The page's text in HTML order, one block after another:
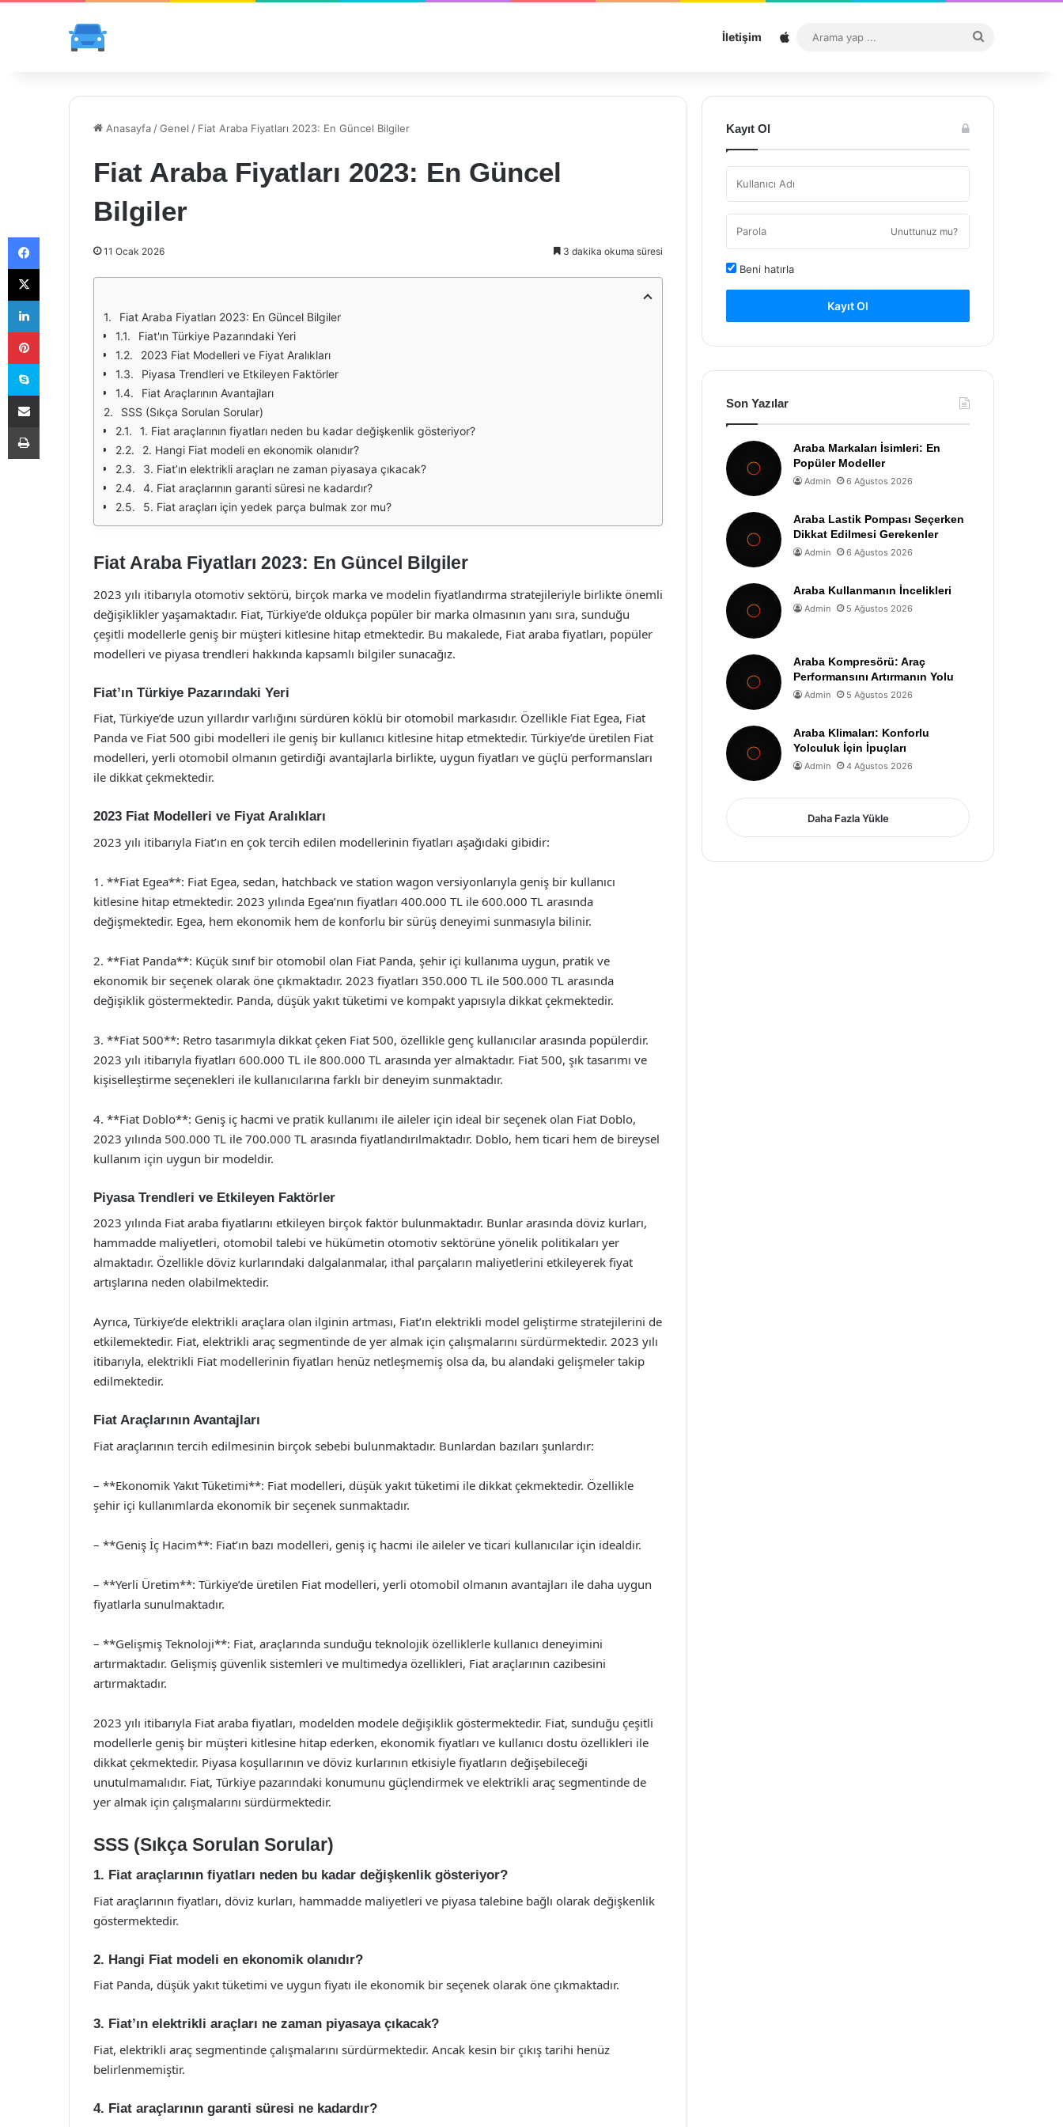
İletişim Sitemap
...
Anasayfa /Genel / Fiat Araba Fiyatları 2023: En Güncel Bilgiler
Fiat Araba Fiyatları 2023: En Güncel
Bilgiler
11 Ocak 2026 3 dakika okuma süresi
Fiat Araba Fiyatları 2023: En Güncel Bilgiler
Fiat'ın Türkiye Pazarındaki Yeri
2023 Fiat Modelleri ve Fiyat Aralıkları
Piyasa Trendleri ve Etkileyen Faktörler
Fiat Araçlarının Avantajları
SSS (Sıkça Sorulan Sorular)
1. Fiat araçlarının fiyatları neden bu kadar değişkenlik gösteriyor?
2. Hangi Fiat modeli en ekonomik olanıdır?
3. Fiat’ın elektrikli araçları ne zaman piyasaya çıkacak?
4. Fiat araçlarının garanti süresi ne kadardır?
5. Fiat araçları için yedek parça bulmak zor mu?
Fiat Araba Fiyatları 2023: En Güncel Bilgiler
2023 yılı itibarıyla otomotiv sektörü, birçok marka ve modelin fiyatlandırma stratejileriyle birlikte önemli
değişiklikler yaşamaktadır. Fiat, Türkiye’de oldukça popüler bir marka olmasının yanı sıra, sunduğu
çeşitli modellerle geniş bir müşteri kitlesine hitap etmektedir. Bu makalede, Fiat araba fiyatları, popüler
modelleri ve piyasa trendleri hakkında kapsamlı bilgiler sunacağız.
Fiat’ın Türkiye Pazarındaki Yeri
Fiat, Türkiye’de uzun yıllardır varlığını sürdüren köklü bir otomobil markasıdır. Özellikle Fiat Egea, Fiat
Panda ve Fiat 500 gibi modelleri ile geniş bir kullanıcı kitlesine hitap etmektedir. Türkiye’de üretilen Fiat
modelleri, yerli otomobil olmanın getirdiği avantajlarla birlikte, uygun fiyatları ve güçlü performansları
ile dikkat çekmektedir.
2023 Fiat Modelleri ve Fiyat Aralıkları
2023 yılı itibarıyla Fiat’ın en çok tercih edilen modellerinin fiyatları aşağıdaki gibidir:
1. **Fiat Egea**: Fiat Egea, sedan, hatchback ve station wagon versiyonlarıyla geniş bir kullanıcı
kitlesine hitap etmektedir. 2023 yılında Egea’nın fiyatları 400.000 TL ile 600.000 TL arasında
değişmektedir. Egea, hem ekonomik hem de konforlu bir sürüş deneyimi sunmasıyla bilinir.
2. **Fiat Panda**: Küçük sınıf bir otomobil olan Fiat Panda, şehir içi kullanıma uygun, pratik ve
ekonomik bir seçenek olarak öne çıkmaktadır. 2023 fiyatları 350.000 TL ile 500.000 TL arasında
değişiklik göstermektedir. Panda, düşük yakıt tüketimi ve kompakt yapısıyla dikkat çekmektedir.
3. **Fiat 500**: Retro tasarımıyla dikkat çeken Fiat 500, özellikle genç kullanıcılar arasında popülerdir.
2023 yılı itibarıyla fiyatları 600.000 TL ile 800.000 TL arasında yer almaktadır. Fiat 500, şık tasarımı ve
kişiselleştirme seçenekleri ile kullanıcılarına farklı bir deneyim sunmaktadır.
4. **Fiat Doblo**: Geniş iç hacmi ve pratik kullanımı ile aileler için ideal bir seçenek olan Fiat Doblo,
2023 yılında 500.000 TL ile 700.000 TL arasında fiyatlandırılmaktadır. Doblo, hem ticari hem de bireysel
kullanım için uygun bir modeldir.
Piyasa Trendleri ve Etkileyen Faktörler
2023 yılında Fiat araba fiyatlarını etkileyen birçok faktör bulunmaktadır. Bunlar arasında döviz kurları,
hammadde maliyetleri, otomobil talebi ve hükümetin otomotiv sektörüne yönelik politikaları yer
almaktadır. Özellikle döviz kurlarındaki dalgalanmalar, ithal parçaların maliyetlerini etkileyerek fiyat
artışlarına neden olabilmektedir.
Ayrıca, Türkiye’de elektrikli araçlara olan ilginin artması, Fiat’ın elektrikli model geliştirme stratejilerini de
etkilemektedir. Fiat, elektrikli araç segmentinde de yer almak için çalışmalarını sürdürmektedir. 2023 yılı
itibarıyla, elektrikli Fiat modellerinin fiyatları henüz netleşmemiş olsa da, bu alandaki gelişmeler takip
edilmektedir.
Fiat Araçlarının Avantajları
Fiat araçlarının tercih edilmesinin birçok sebebi bulunmaktadır. Bunlardan bazıları şunlardır:
– **Ekonomik Yakıt Tüketimi**: Fiat modelleri, düşük yakıt tüketimi ile dikkat çekmektedir. Özellikle
şehir içi kullanımlarda ekonomik bir seçenek sunmaktadır.
– **Geniş İç Hacim**: Fiat’ın bazı modelleri, geniş iç hacmi ile aileler ve ticari kullanıcılar için idealdir.
– **Yerli Üretim**: Türkiye’de üretilen Fiat modelleri, yerli otomobil olmanın avantajları ile daha uygun
fiyatlarla sunulmaktadır.
– **Gelişmiş Teknoloji**: Fiat, araçlarında sunduğu teknolojik özelliklerle kullanıcı deneyimini
artırmaktadır. Gelişmiş güvenlik sistemleri ve multimedya özellikleri, Fiat araçlarının cazibesini
artırmaktadır.
2023 yılı itibarıyla Fiat araba fiyatları, modelden modele değişiklik göstermektedir. Fiat, sunduğu çeşitli
modellerle geniş bir müşteri kitlesine hitap ederken, ekonomik fiyatları ve kullanıcı dostu özellikleri ile
dikkat çekmektedir. Piyasa koşullarının ve döviz kurlarının etkisiyle fiyatların değişebileceği
unutulmamalıdır. Fiat, Türkiye pazarındaki konumunu güçlendirmek ve elektrikli araç segmentinde de
yer almak için çalışmalarını sürdürmektedir.
SSS (Sıkça Sorulan Sorular)
1. Fiat araçlarının fiyatları neden bu kadar değişkenlik gösteriyor?
Fiat araçlarının fiyatları, döviz kurları, hammadde maliyetleri ve piyasa talebine bağlı olarak değişkenlik
göstermektedir.
2. Hangi Fiat modeli en ekonomik olanıdır?
Fiat Panda, düşük yakıt tüketimi ve uygun fiyatı ile ekonomik bir seçenek olarak öne çıkmaktadır.
3. Fiat’ın elektrikli araçları ne zaman piyasaya çıkacak?
Fiat, elektrikli araç segmentinde çalışmalarını sürdürmektedir. Ancak kesin bir çıkış tarihi henüz
belirlenmemiştir.
4. Fiat araçlarının garanti süresi ne kadardır?
Kayıt Ol
Unuttunuz mu?
Beni hatırla
Kayıt Ol
Son Yazılar
Araba Markaları İsimleri: En
Popüler Modeller
Admin 6 Ağustos 2026
Araba Lastik Pompası Seçerken
Dikkat Edilmesi Gerekenler
Admin 6 Ağustos 2026
Araba Kullanmanın İncelikleri
Admin 5 Ağustos 2026
Araba Kompresörü: Araç
Performansını Artırmanın Yolu
Admin 5 Ağustos 2026
Araba Klimaları: Konforlu
Yolculuk İçin İpuçları
Admin 4 Ağustos 2026
Daha Fazla Yükle
Facebook
X
LinkedIn
Pinterest
Skype
E-Posta ile paylaş